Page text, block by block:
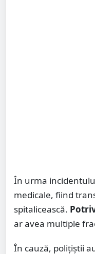
În urma
medicale, fiind
spitalicească.
ar avea multiple
În cauză, polițiștii